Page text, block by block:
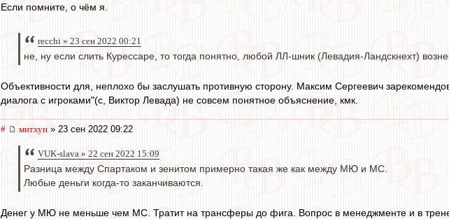
Если помните, о чём я.
recchi » 23 сен 2022 00:21
не, ну если слить Курессаре, то тогда понятно, любой ЛЛ-шник (Левадия-Ландскнехт)
Объективности для, неплохо бы заслушать противную сторону. Максим Сергеевич
диалога с игроками"(с, Виктор Левада) не совсем понятное объяснение, кмк.
# митхун » 23 сен 2022 09:22
VUK-slava » 22 сен 2022 15:09
Разница между Спартаком и зенитом примерно такая же как между МЮ и МС.
Любые деньги когда-то заканчиваются.
Денег у МЮ не меньше чем МС. Тратит на трансферы до фига. Вопрос в менеджменте и в